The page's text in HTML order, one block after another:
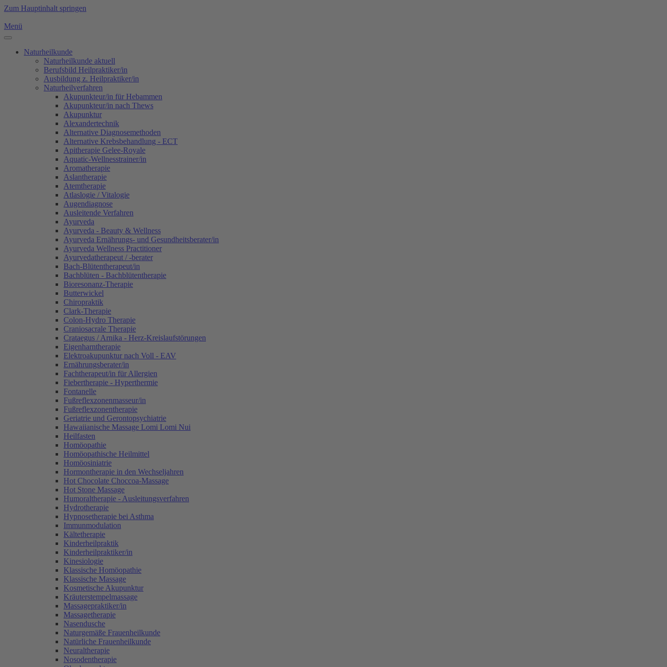
Zum Hauptinhalt springen
Menü
Naturheilkunde
Naturheilkunde aktuell
Berufsbild Heilpraktiker/in
Ausbildung z. Heilpraktiker/in
Naturheilverfahren
Akupunkteur/in für Hebammen
Akupunkteur/in nach Thews
Akupunktur
Alexandertechnik
Alternative Diagnosemethoden
Alternative Krebsbehandlung - ECT
Apitherapie Gelee-Royale
Aquatic-Wellnesstrainer/in
Aromatherapie
Aslantherapie
Atemtherapie
Atlaslogie / Vitalogie
Augendiagnose
Ausleitende Verfahren
Ayurveda
Ayurveda - Beauty & Wellness
Ayurveda Ernährungs- und Gesundheitsberater/in
Ayurveda Wellness Practitioner
Ayurvedatherapeut / -berater
Bach-Blütentherapeut/in
Bachblüten - Bachblütentherapie
Bioresonanz-Therapie
Butterwickel
Chiropraktik
Clark-Therapie
Colon-Hydro Therapie
Craniosacrale Therapie
Crataegus / Arnika - Herz-Kreislaufstörungen
Eigenharntherapie
Elektroakupunktur nach Voll - EAV
Ernährungsberater/in
Fachtherapeut/in für Allergien
Fiebertherapie - Hyperthermie
Fontanelle
Fußreflexzonenmasseur/in
Fußreflexzonentherapie
Geriatrie und Gerontopsychiatrie
Hawaiianische Massage Lomi Lomi Nui
Heilfasten
Homöopathie
Homöopathische Heilmittel
Homöosiniatrie
Hormontherapie in den Wechseljahren
Hot Chocolate Choccoa-Massage
Hot Stone Massage
Humoraltherapie - Ausleitungsverfahren
Hydrotherapie
Hypnosetherapie bei Asthma
Immunmodulation
Kältetherapie
Kinderheilpraktik
Kinderheilpraktiker/in
Kinesiologie
Klassische Homöopathie
Klassische Massage
Kosmetische Akupunktur
Kräuterstempelmassage
Massagepraktiker/in
Massagetherapie
Nasendusche
Naturgemäße Frauenheilkunde
Natürliche Frauenheilkunde
Neuraltherapie
Nosodentherapie